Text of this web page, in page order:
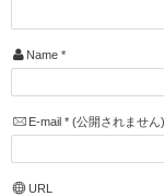
Name *
E-mail *(公開されません)
URL